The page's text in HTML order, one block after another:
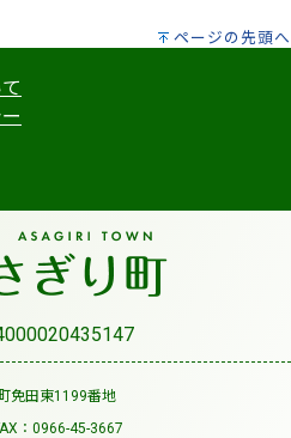
ページの先頭へ
免田東1199番地
：0966-45-3667